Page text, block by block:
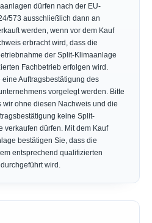
dürfen nach der EU-
573 ausschließlich dann an
werden, wenn vor dem Kauf
erbracht wird, dass die
der Split-Klimaanlage
Fachbetrieb erfolgen wird.
eine Auftragsbestätigung des
vorgelegt werden. Bitte
wir ohne diesen Nachweis und die
keine Split-
verkaufen dürfen. Mit dem Kauf
bestätigen Sie, dass die
entsprechend qualifizierten
wird.